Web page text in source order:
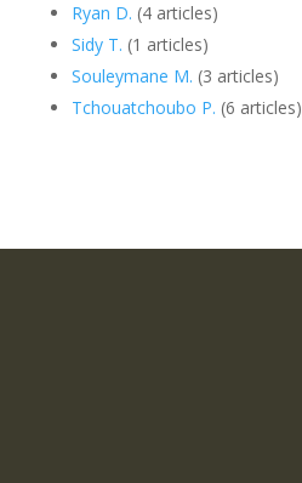
Ryan D. (4 articles)
Sidy T. (1 articles)
Souleymane M. (3 articles)
Tchouatchoubo P. (6 articles)